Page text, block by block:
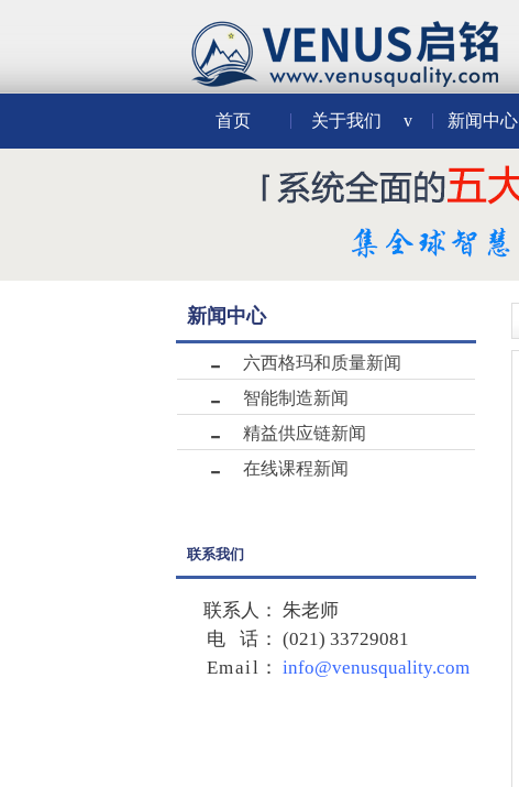
首页 关于我们 v 新闻中心
新闻中心
六西格玛和质量新闻
智能制造新闻
精益供应链新闻
在线课程新闻
联系我们
联系人： 朱老师
电 话： (021) 33729081
Email ： info@venusquality.com